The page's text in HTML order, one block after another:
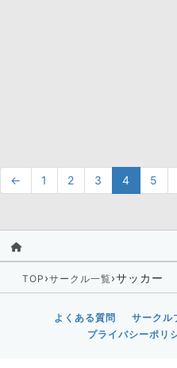
← 1 2 3 4 5
TOP ›サークル一覧›サッカー
よくある質問 サークル
プライバシーポリ